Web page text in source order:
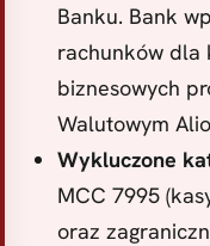
Banku. Bank
rachunków dla
biznesowych
Walutowym
Wykluczone
MCC 7995
oraz